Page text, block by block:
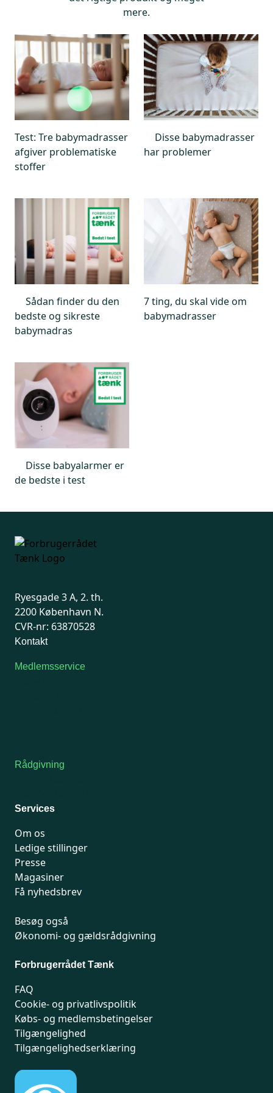
mere.
Test: Tre babymadrasser
afgiver problematiske
stoffer
Disse babymadrasser
har problemer
Sådan finder du den
bedste og sikreste
babymadras
7 ting, du skal vide om
babymadrasser
Disse babyalarmer er
de bedste i test
Ryesgade 3 A, 2. th.
2200 København N.
CVR-nr: 63870528
Kontakt
Medlemsservice
Rådgivning
Services
Om os
Ledige stillinger
Presse
Magasiner
Få nyhedsbrev
Besøg også
Økonomi- og gældsrådgivning
Forbrugerrådet Tænk
FAQ
Cookie- og privatlivspolitik
Købs- og medlemsbetingelser
Tilgængelighed
Tilgængelighedserklæring